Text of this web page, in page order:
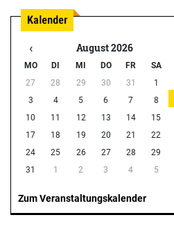
‹ August 2026
MO DI MI DO FR SA
27
28 29 30 31 1
3
4 5 6 7 8
10
11 12 13 14 15
17
18 19 20 21 22
24
25 26 27 28 29
31
1 2 3 4 5
Zum Veranstaltungskalender